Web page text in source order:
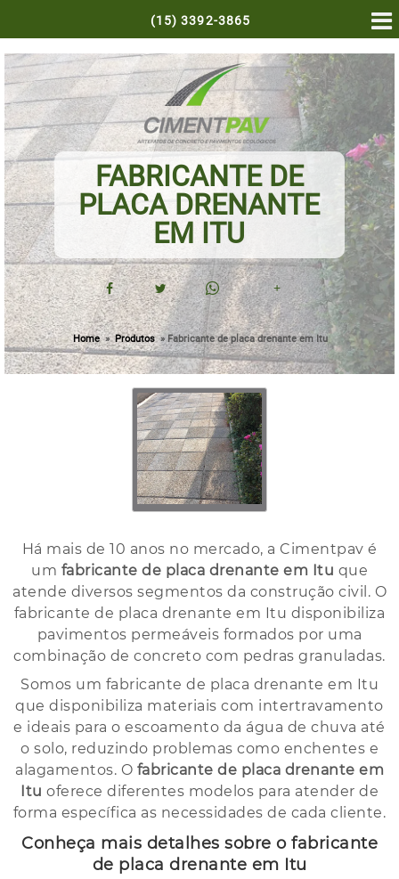
(15)3392-3865
FABRICANTE DE
PLACA DRENANTE
EM ITU
+
Home » Produtos »Fabricante de placa drenante em Itu
Há mais de 10 anos no mercado, a Cimentpav é
um fabricante de placa drenante em Itu que
atende diversos segmentos da construção civil. O
fabricante de placa drenante em Itu disponibiliza
pavimentos permeáveis formados por uma
combinação de concreto com pedras granuladas.
Somos um fabricante de placa drenante em Itu
que disponibiliza materiais com intertravamento
e ideais para o escoamento da água de chuva até
o solo, reduzindo problemas como enchentes e
alagamentos. O fabricante de placa drenante em
Itu oferece diferentes modelos para atender de
forma específica as necessidades de cada cliente.
Conheça mais detalhes sobre o fabricante
de placa drenante em Itu